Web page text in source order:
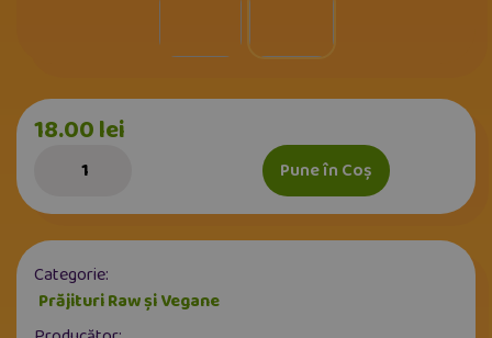
18.00lei
Pune în Coș
Categorie:
Prăjituri Raw și Vegane